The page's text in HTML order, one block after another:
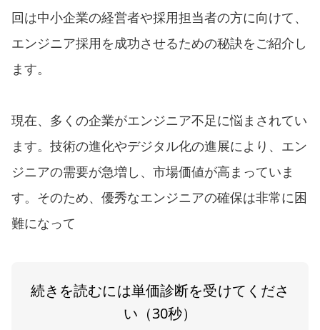
回は中小企業の経営者や採用担当者の方に向けて、
エンジニア採用を成功させるための秘訣をご紹介し
ます。
現在、多くの企業がエンジニア不足に悩まされてい
ます。技術の進化やデジタル化の進展により、エン
ジニアの需要が急増し、市場価値が高まっていま
す。そのため、優秀なエンジニアの確保は非常に困
難になって
続きを読むには単価診断を受けてくださ
い（30秒）